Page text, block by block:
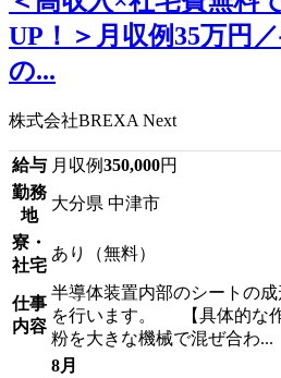
UP！＞月収例35万円
の...
株式会社BREXA Next
給与 月収例350,000円
勤務
地
大分県 中津市
寮・
社宅
あり（無料）
仕事
内容
半導体装置内部のシートの
を行います。 【具体的な
粉を大きな機械で混ぜ合わ...
8月